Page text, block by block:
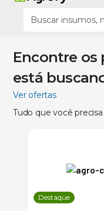
Encontre os
está
Ver ofertas
Tudo que você
Destaque